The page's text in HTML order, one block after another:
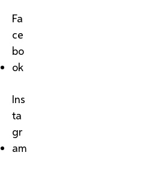
Fa
ce
bo
ok
Ins
ta
gr
am